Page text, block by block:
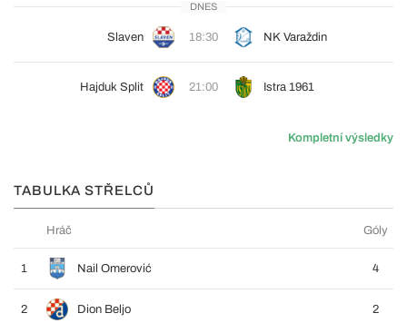
DNES
Slaven 18:30 NK Varaždin
Hajduk Split 21:00 Istra 1961
Kompletní výsledky
TABULKA STŘELCŮ
Hráč Góly
1 Nail Omerović 4
2 Dion Beljo 2